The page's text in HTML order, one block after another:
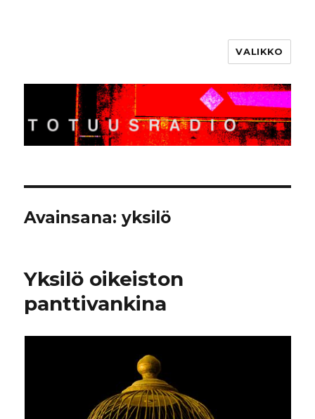
VALIKKO
Avainsana:yksilö
Yksilö oikeiston
panttivankina